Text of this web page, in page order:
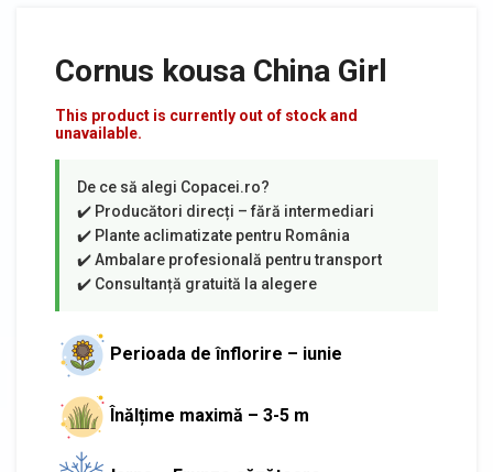
Cornus kousa China Girl
This product is currently out of stock and
unavailable.
Perioada de înflorire – iunie
Înălțime maximă – 3-5 m